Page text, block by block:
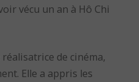
vécu un an à Hô Chi
de cinéma,
Elle a appris les